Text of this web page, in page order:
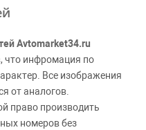
Avtomarket34.ru
что инфромация по
Все изображения
от аналогов.
право производить
номеров без